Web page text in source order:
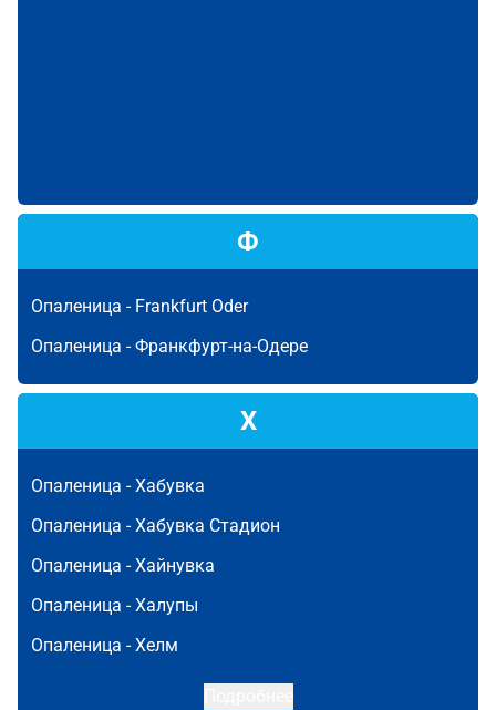
Ф
Опаленица - Frankfurt Oder
Опаленица -Франкфурт-на-Одере
Х
Опаленица -Хабувка
Опаленица -Хабувка Стадион
Опаленица -Хайнувка
Опаленица -Халупы
Опаленица -Хелм